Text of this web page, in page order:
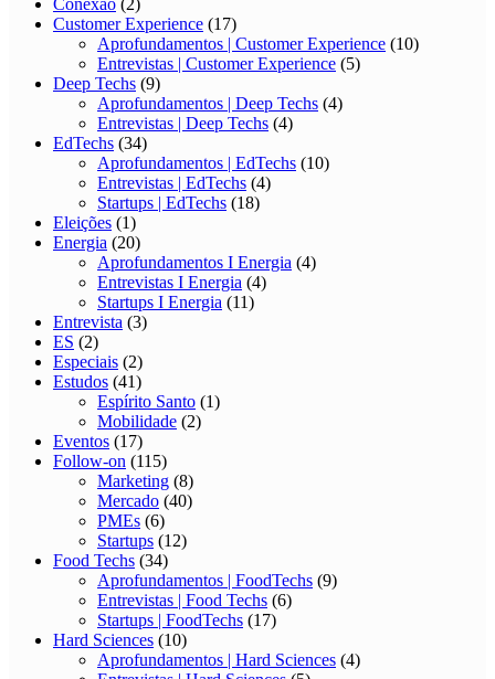
Customer Experience (17)
Aprofundamentos | Customer Experience (10)
Entrevistas | Customer Experience (5)
Deep Techs (9)
Aprofundamentos | Deep Techs (4)
Entrevistas | Deep Techs (4)
EdTechs (34)
Aprofundamentos | EdTechs (10)
Entrevistas | EdTechs (4)
Startups | EdTechs (18)
Eleições (1)
Energia (20)
Aprofundamentos I Energia (4)
Entrevistas I Energia (4)
Startups I Energia (11)
Entrevista (3)
ES (2)
Especiais (2)
Estudos (41)
Espírito Santo (1)
Mobilidade (2)
Eventos (17)
Follow-on (115)
Marketing (8)
Mercado (40)
PMEs (6)
Startups (12)
Food Techs (34)
Aprofundamentos | FoodTechs (9)
Entrevistas | Food Techs (6)
Startups | FoodTechs (17)
Hard Sciences (10)
Aprofundamentos | Hard Sciences (4)